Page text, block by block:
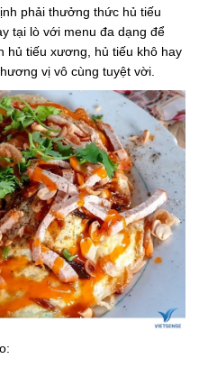
phải thưởng thức hủ tiếu
tại lò với menu đa dạng để
hủ tiếu xương, hủ tiếu khô hay
vị vô cùng tuyệt vời.